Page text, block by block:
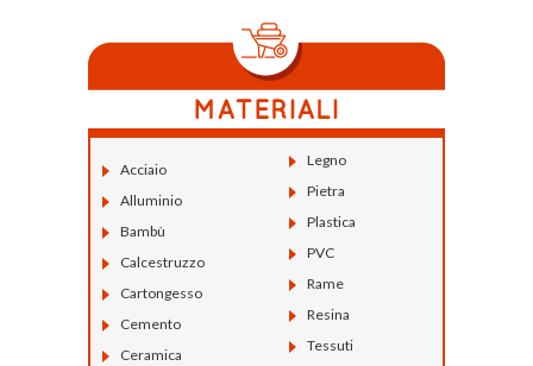
Acciaio
Alluminio
Bambù
Calcestruzzo
Cartongesso
Cemento
Ceramica
Legno
Pietra
Plastica
PVC
Rame
Resina
Tessuti